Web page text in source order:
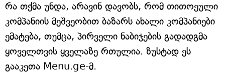
რა თქმა უნდა, არავინ დავობს, რომ თითოეული
კომპანიის მეშვეობით ბაზარს ახალი კომპანიები
ემატება, თუმცა, პირველი ნაბიჯების გადადგმა
ყოველთვის ყველაზე რთულია. ზუსტად ეს
გააკეთა Menu.ge-მ.